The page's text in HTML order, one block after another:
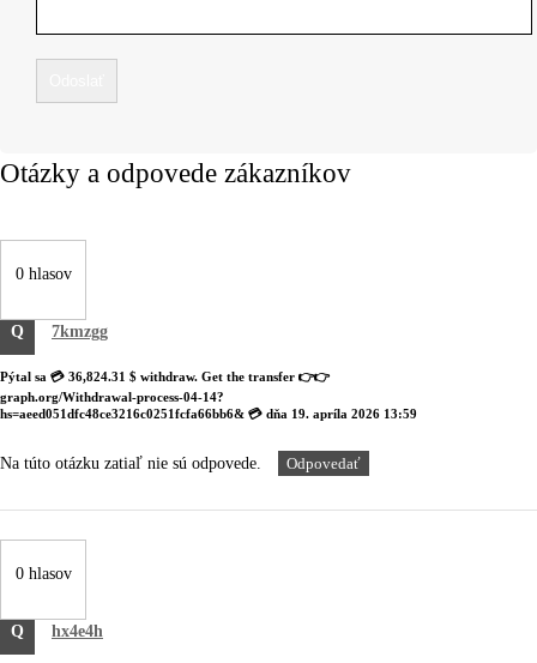
Otázky a odpovede zákazníkov
0 hlasov
Q 7kmzgg
Pýtal sa 💳 36,824.31 $ withdraw. Get the transfer 👉👉
graph.org/Withdrawal-process-04-14?
hs=aeed051dfc48ce3216c0251fcfa66bb6& 💳 dňa 19. apríla 2026 13:59
Na túto otázku zatiaľ nie sú odpovede. Odpovedať
0 hlasov
Q hx4e4h